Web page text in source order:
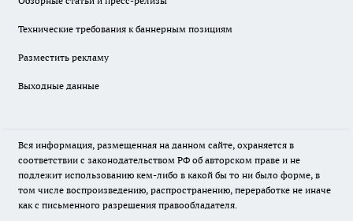
Технические требования к баннерным позициям
Разместить рекламу
Выходные данные
Вся информация, размещенная на данном сайте, охраняется в
соответствии с законодательством РФ об авторском праве и не
подлежит использованию кем-либо в какой бы то ни было форме, в
том числе воспроизведению, распространению, переработке не иначе
как с письменного разрешения правообладателя.